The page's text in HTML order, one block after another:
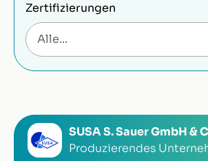
Zertifizierungen
SUSA S. Sauer GmbH &
Produzierendes